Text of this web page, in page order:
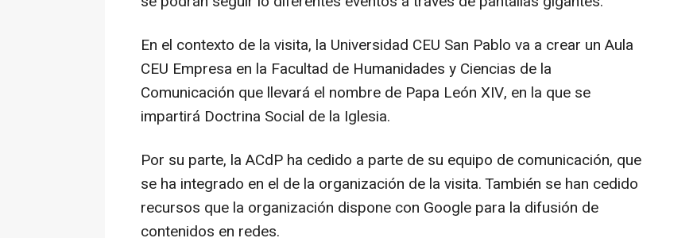
En el contexto de la visita, la Universidad CEU San Pablo va a crear un Aula
CEU Empresa en la Facultad de Humanidades y Ciencias de la
Comunicación que llevará el nombre de Papa León XIV, en la que se
impartirá Doctrina Social de la Iglesia.
Por su parte, la ACdP ha cedido a parte de su equipo de comunicación, que
se ha integrado en el de la organización de la visita. También se han cedido
recursos que la organización dispone con Google para la difusión de
contenidos en redes.